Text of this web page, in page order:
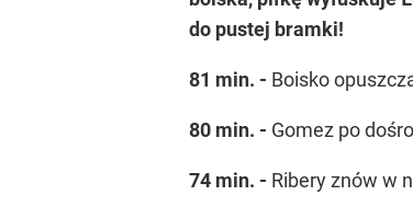
do pustej bramki!
81 min. - Boisko
80 min. - Gomez po
74 min. - Ribery znów w